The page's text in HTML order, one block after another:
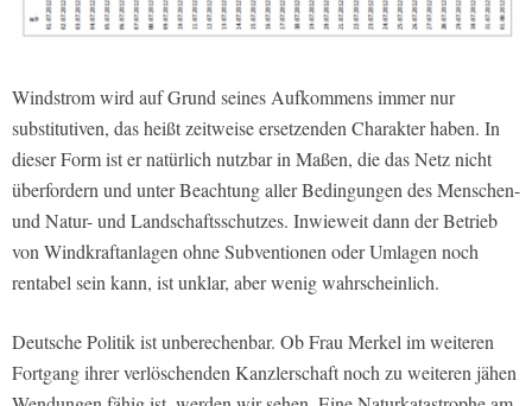
Windstrom wird auf Grund seines Aufkommens immer nur
substitutiven, das heißt zeitweise ersetzenden Charakter haben. In
dieser Form ist er natürlich nutzbar in Maßen, die das Netz nicht
überfordern und unter Beachtung aller Bedingungen des Menschen-
und Natur- und Landschaftsschutzes. Inwieweit dann der Betrieb
von Windkraftanlagen ohne Subventionen oder Umlagen noch
rentabel sein kann, ist unklar, aber wenig wahrscheinlich.
Deutsche Politik ist unberechenbar. Ob Frau Merkel im weiteren
Fortgang ihrer verlöschenden Kanzlerschaft noch zu weiteren jähen